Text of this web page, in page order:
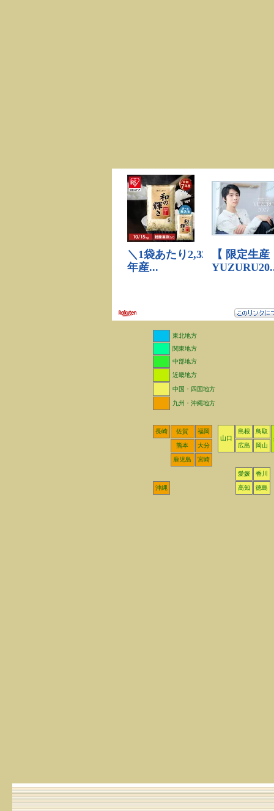
東北地方
関東地方
中部地方
近畿地方
中国・四国地方
九州・沖縄地方
長崎 佐賀
福岡
山口
島根
鳥取
熊本
大分 広島 岡山
鹿児島 宮崎
愛媛 香川
沖縄 高知 徳島